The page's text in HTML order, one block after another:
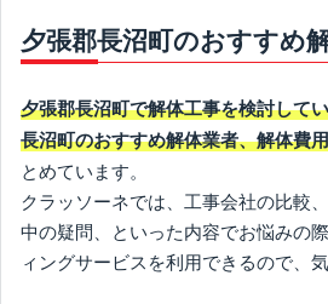
夕張郡長沼町のおすすめ
夕張郡長沼町で解体工事を検討して
長沼町のおすすめ解体業者、解体費
とめています。
クラッソーネでは、工事会社の比較
中の疑問、といった内容でお悩みの
ィングサービスを利用できるので、